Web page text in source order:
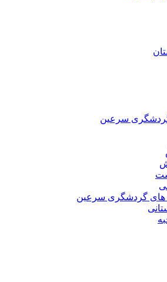
سرعین
های گردشگری سرعین